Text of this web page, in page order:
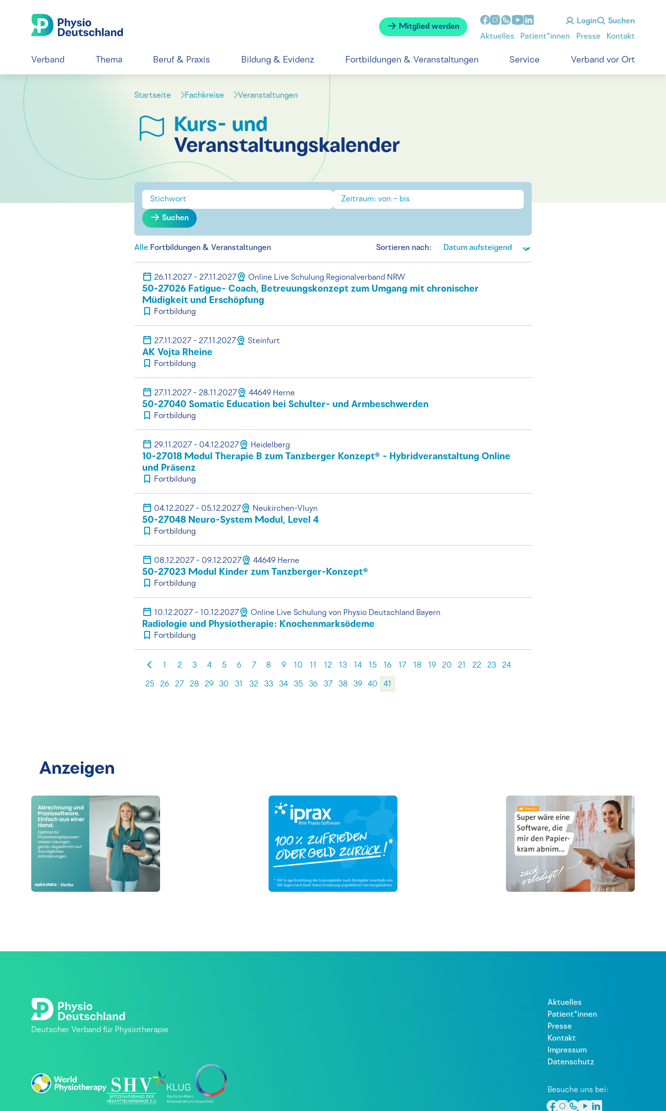
Mitglied werden
Login Suchen
Aktuelles Patient*innen Presse Kontakt
Verband Thema Beruf & Praxis Bildung & Evidenz Fortbildungen & Veranstaltungen Service Verband vor Ort
Startseite Fachkreise Veranstaltungen
Kurs- und
Veranstaltungskalender
Suchen
Alle Fortbildungen & Veranstaltungen Sortieren nach:
26.11.2027 - 27.11.2027 Online Live Schulung Regionalverband NRW
50-27026 Fatigue- Coach, Betreuungskonzept zum Umgang mit chronischer
Müdigkeit und Erschöpfung
Fortbildung
27.11.2027 - 27.11.2027 Steinfurt
AK Vojta Rheine
Fortbildung
27.11.2027 - 28.11.2027 44649 Herne
50-27040 Somatic Education bei Schulter- und Armbeschwerden
Fortbildung
29.11.2027 - 04.12.2027 Heidelberg
10-27018 Modul Therapie B zum Tanzberger Konzept® - Hybridveranstaltung Online
und Präsenz
Fortbildung
04.12.2027 - 05.12.2027 Neukirchen-Vluyn
50-27048 Neuro-System Modul, Level 4
Fortbildung
08.12.2027 - 09.12.2027 44649 Herne
50-27023 Modul Kinder zum Tanzberger-Konzept®
Fortbildung
10.12.2027 - 10.12.2027 Online Live Schulung von Physio Deutschland Bayern
Radiologie und Physiotherapie: Knochenmarksödeme
Fortbildung
1 2 3 4 5 6 7 8 9 10 11 12 13 14 15 16 17 18 19 20 21 22 23 24
25 26 27 28 29 30 31 32 33 34 35 36 37 38 39 40 41
Anzeigen
Deutscher Verband für Physiotherapie
Aktuelles
Patient*innen
Presse
Kontakt
Impressum
Datenschutz
Besuche uns bei: